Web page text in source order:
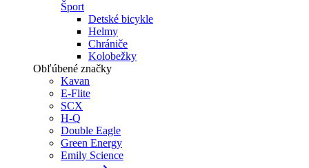
Šport
Detské bicykle
Helmy
Chrániče
Kolobežky
Obľúbené značky
Kavan
E-Flite
SCX
H-Q
Double Eagle
Green Energy
Emily Science